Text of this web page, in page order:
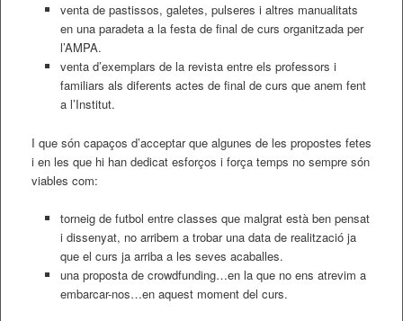
venta de pastissos, galetes, pulseres i altres manualitats
en una paradeta a la festa de final de curs organitzada per
l’AMPA.
venta d’exemplars de la revista entre els professors i
familiars als diferents actes de final de curs que anem fent
a l’Institut.
I que són capaços d’acceptar que algunes de les propostes fetes
i en les que hi han dedicat esforços i força temps no sempre són
viables com:
torneig de futbol entre classes que malgrat està ben pensat
i dissenyat, no arribem a trobar una data de realització ja
que el curs ja arriba a les seves acaballes.
una proposta de crowdfunding…en la que no ens atrevim a
embarcar-nos…en aquest moment del curs.